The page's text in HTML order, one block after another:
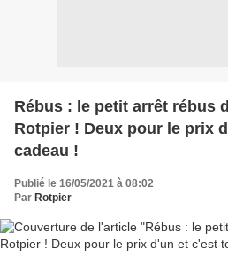
Rébus : le petit arrêt rébus
Rotpier ! Deux pour le prix
cadeau !
Publié le 16/05/2021 à 08:02
Par Rotpier